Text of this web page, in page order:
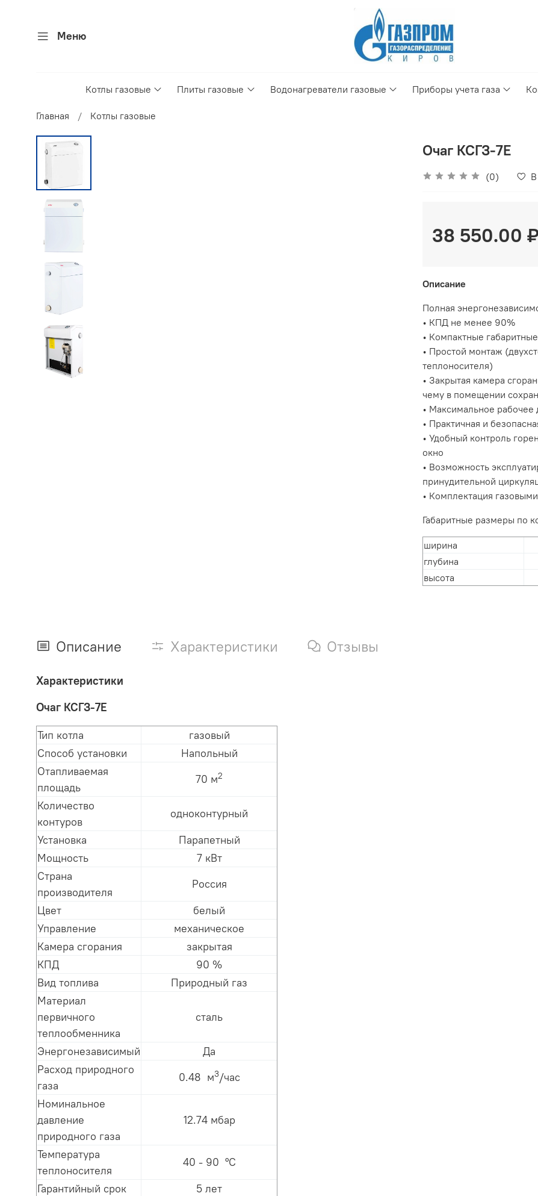
Меню
Котлы газовые Плиты газовые Водонагреватели газовые Приборы учета газа
Главная Котлы газовые
Очаг КСГЗ-7Е
(0)
38 550.00
Описание
Полная
• КПД не менее 90%
• Компактные
• Простой монтаж
теплоносителя)
• Закрытая камера
чему в помещении
• Максимальное
• Практичная и
• Удобный контроль
окно
• Возможность
принудительной
• Комплектация
Габаритные размеры по
ширина
глубина
высота
Описание Характеристики Отзывы
Характеристики
Очаг КСГЗ-7Е
Тип котла
газовый
Способ установки
Напольный
Отапливаемая
площадь
70 м2
Количество
контуров
одноконтурный
Установка
Парапетный
Мощность
7 кВт
Страна
производителя
Россия
Цвет
белый
Управление
механическое
Камера сгорания
закрытая
КПД
90 %
Вид топлива
Природный газ
Материал
первичного
теплообменника
сталь
Энергонезависимый
Да
Расход природного
газа
0.48 м3/час
Номинальное
давление
природного газа
12.74 мбар
Температура
теплоносителя
40 - 90 °С
Гарантийный срок
5 лет